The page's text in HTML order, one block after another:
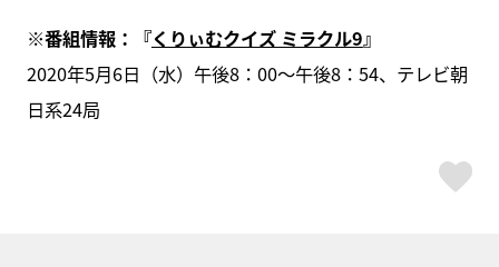
※番組情報：『くりぃむクイズ ミラクル9』
2020年5月6日（⽔）午後8：00～午後8：54、テレビ朝
⽇系24局